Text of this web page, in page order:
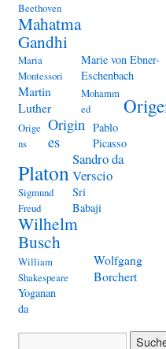
Beethoven
Mahatma
Gandhi
Maria
Montessori
Marie von Ebner-
Eschenbach
Martin
Luther
Mohamm
ed
Orige
ns
Origin
es
Pablo
Picasso
Platon
Sandro da
Verscio
Sigmund
Freud
Sri
Babaji
Wilhelm
Busch
William
Shakespeare
Wolfgang
Borchert
Yoganan
da